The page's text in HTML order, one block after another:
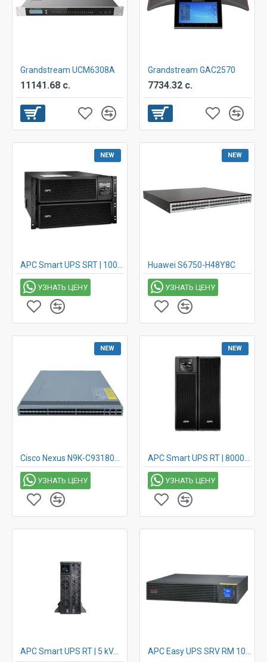
Grandstream UCM6308A
11141.68 с.
Grandstream GAC2570
7734.32 с.
NEW
УЗНАТЬ ЦЕНУ
NEW
Huawei S6750-H48Y8C
УЗНАТЬ ЦЕНУ
NEW
УЗНАТЬ ЦЕНУ
NEW
УЗНАТЬ ЦЕНУ
APC Smart UPS RT | 5 kVA | 230V | SRTG5KXLI